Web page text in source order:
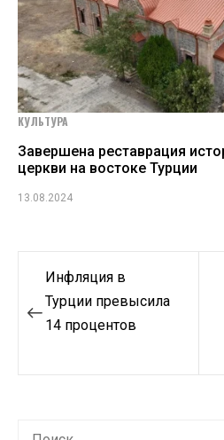
КУЛЬТУРА
Завершена реставрация
церкви на востоке Турции
13.08.2024
Навигация
по
записям
Инфляция в
Турции превысила
14 процентов
Найти: